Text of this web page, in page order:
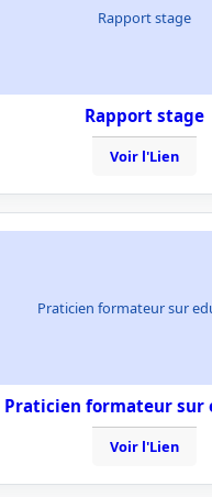
Rapport stage
Rapport stage
Voir l'Lien
Praticien formateur sur
Praticien formateur sur
Voir l'Lien